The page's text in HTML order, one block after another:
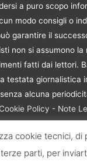
a puro scopo
modo consigli o
garantire il
non si assumono la
fatti dai lettori.
testata giornalistica
alcuna
Cookie Policy - Note
Rischio Investimenti
© 2021. Tutti i
| Contenuti di
cookie tecnici, di
parti, per